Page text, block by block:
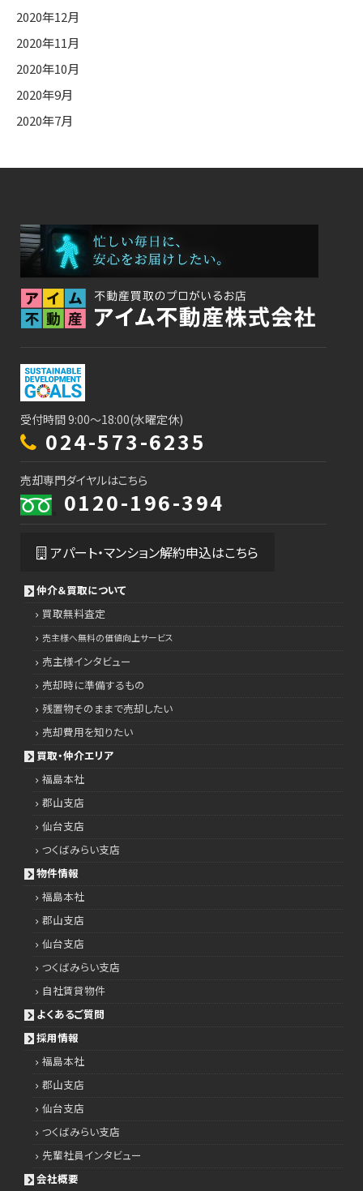
2020年12月
2020年11月
2020年10月
2020年9月
2020年7月
受付時間 9:00～18:00(水曜定休)
024-573-6235
売却専門ダイヤルはこちら
0120-196-394
アパート・マンション解約申込はこちら
仲介＆買取について
買取無料査定
売主様へ無料の価値向上サービス
売主様インタビュー
売却時に準備するもの
残置物そのままで売却したい
売却費用を知りたい
買取・仲介エリア
福島本社
郡山支店
仙台支店
つくばみらい支店
物件情報
福島本社
郡山支店
仙台支店
つくばみらい支店
自社賃貸物件
よくあるご質問
採用情報
福島本社
郡山支店
仙台支店
つくばみらい支店
先輩社員インタビュー
会社概要